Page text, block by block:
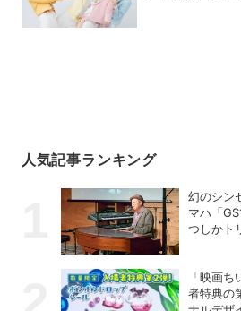
人気記事ランキング
幻のシン
マハ「
つしかト
「映画
者特典の